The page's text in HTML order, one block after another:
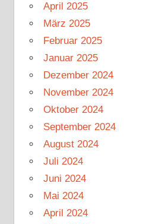
April 2025
März 2025
Februar 2025
Januar 2025
Dezember 2024
November 2024
Oktober 2024
September 2024
August 2024
Juli 2024
Juni 2024
Mai 2024
April 2024